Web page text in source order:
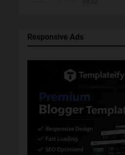
Responsive Ads